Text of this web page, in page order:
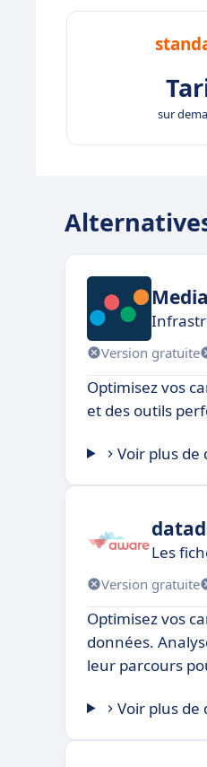
sur
Version gratuite
Optimisez vos
et des outils
Voir plus de
Les
Version gratuite
Optimisez vos
données.
leur parcours
Voir plus de